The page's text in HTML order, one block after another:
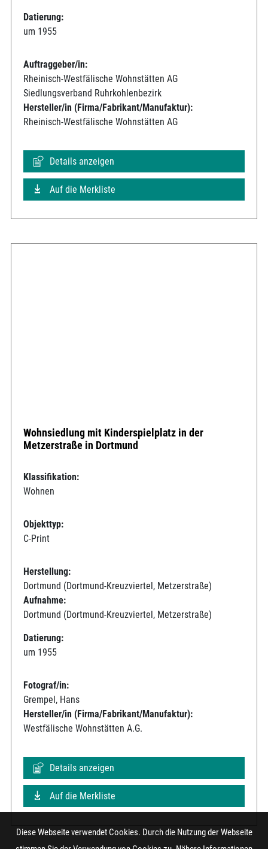
Datierung:
um 1955
Auftraggeber/in:
Rheinisch-Westfälische Wohnstätten AG
Siedlungsverband Ruhrkohlenbezirk
Hersteller/in (Firma/Fabrikant/Manufaktur):
Rheinisch-Westfälische Wohnstätten AG
Details anzeigen
Auf die Merkliste
Wohnsiedlung mit Kinderspielplatz in der
Metzerstraße in Dortmund
Klassifikation:
Wohnen
Objekttyp:
C-Print
Herstellung:
Dortmund (Dortmund-Kreuzviertel, Metzerstraße)
Aufnahme:
Dortmund (Dortmund-Kreuzviertel, Metzerstraße)
Datierung:
um 1955
Fotograf/in:
Grempel, Hans
Hersteller/in (Firma/Fabrikant/Manufaktur):
Westfälische Wohnstätten A.G.
Details anzeigen
Auf die Merkliste
Diese Webseite verwendet Cookies. Durch die Nutzung der Webseite